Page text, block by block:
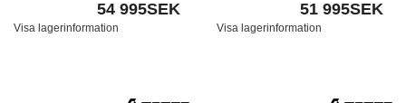
54 995SEK
Visa lagerinformation
51 995SEK
Visa lagerinformation